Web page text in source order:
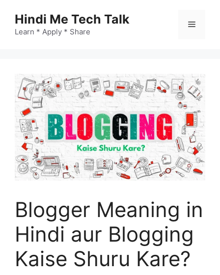
content
Hindi Me Tech Talk
Learn * Apply * Share
Menu
Blogger Meaning in
Hindi aur Blogging
Kaise Shuru Kare?